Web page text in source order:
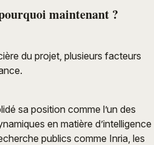
maintenant ?
du projet, plusieurs facteurs
sa position comme l’un des
en matière d’intelligence
publics comme Inria, les